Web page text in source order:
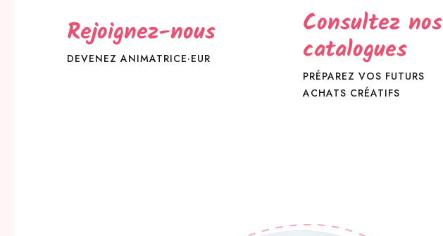
Rejoignez-nous
DEVENEZ ANIMATRICE·EUR
Consultez nos
catalogues
PRÉPAREZ VOS FUTURS
ACHATS CRÉATIFS